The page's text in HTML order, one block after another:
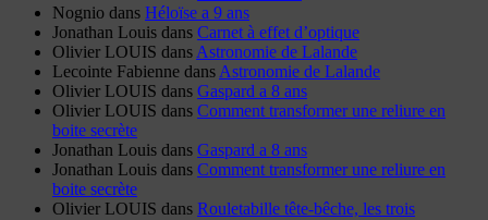
Nognio dans Héloïse a 9 ans
Jonathan Louis dans Carnet à effet d’optique
Olivier LOUIS dans Astronomie de Lalande
Lecointe Fabienne dans Astronomie de Lalande
Olivier LOUIS dans Gaspard a 8 ans
Olivier LOUIS dans Comment transformer une reliure en
boite secrète
Jonathan Louis dans Gaspard a 8 ans
Jonathan Louis dans Comment transformer une reliure en
boite secrète
Olivier LOUIS dans Rouletabille tête-bêche, les trois